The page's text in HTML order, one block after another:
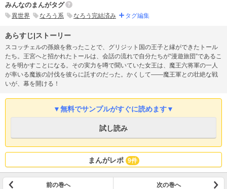
みんなのまんがタグ
異世界 なろう系 なろう完結済み タグ編集
あらすじ|ストーリー
スコッチェルの孫娘を救ったことで、グリジット国の王子と縁ができたトール
たち。王宮へと招かれたトールは、会話の流れで自分たちが“漫遊旅団”であるこ
とを明かすことになる。その実力を噂で聞いていた女王は、魔王六将軍の一人
が率いる魔族の討伐を彼らに託すのだった。かくして――魔王軍との壮絶な戦
いが、幕を開ける！
▼無料でサンプルがすぐに読めます▼
試し読み
まんがレポ 9件
前の巻へ 次の巻へ